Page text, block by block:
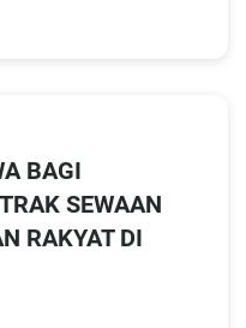
BAGI
SEWAAN
RAKYAT DI